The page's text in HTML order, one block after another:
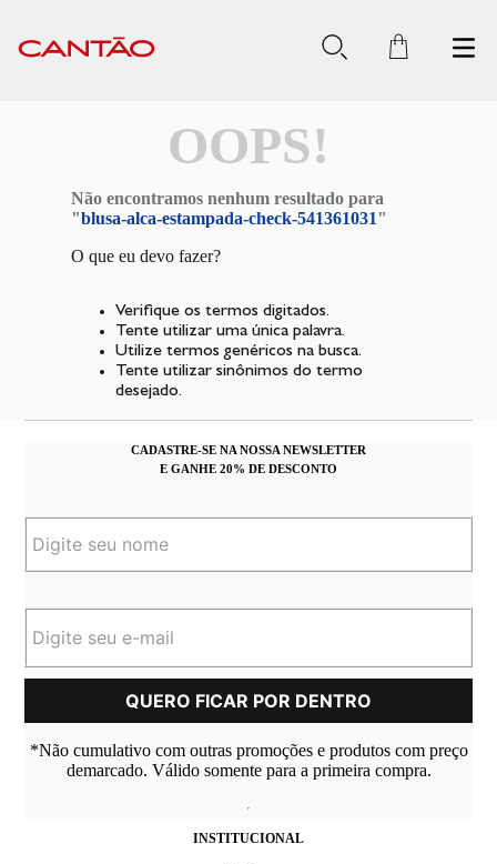
OOPS!
Não encontramos nenhum resultado para
"blusa-alca-estampada-check-541361031 "
O que eu devo fazer?
Verifique os termos digitados.
Tente utilizar uma única palavra.
Utilize termos genéricos na busca.
Tente utilizar sinônimos do termo
desejado.
CADASTRE-SE NA NOSSA NEWSLETTER
E GANHE 20% DE DESCONTO
*Não cumulativo com outras promoções e produtos com preço
demarcado. Válido somente para a primeira compra.
INSTITUCIONAL